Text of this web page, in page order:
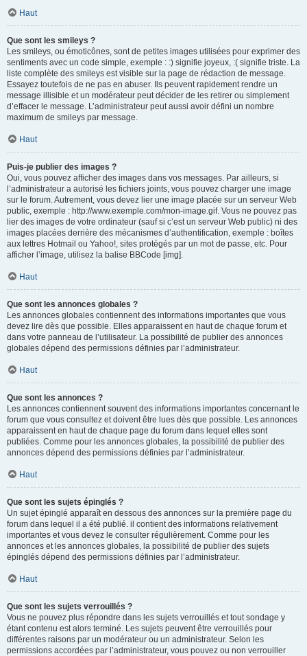
Haut
Que sont les smileys ?
Les smileys, ou émoticônes, sont de petites images utilisées pour exprimer des
sentiments avec un code simple, exemple : :) signifie joyeux, :( signifie triste. La
liste complète des smileys est visible sur la page de rédaction de message.
Essayez toutefois de ne pas en abuser. Ils peuvent rapidement rendre un
message illisible et un modérateur peut décider de les retirer ou simplement
d’effacer le message. L’administrateur peut aussi avoir défini un nombre
maximum de smileys par message.
Haut
Puis-je publier des images ?
Oui, vous pouvez afficher des images dans vos messages. Par ailleurs, si
l’administrateur a autorisé les fichiers joints, vous pouvez charger une image
sur le forum. Autrement, vous devez lier une image placée sur un serveur Web
public, exemple : http://www.exemple.com/mon-image.gif. Vous ne pouvez pas
lier des images de votre ordinateur (sauf si c’est un serveur Web public) ni des
images placées derrière des mécanismes d’authentification, exemple : boîtes
aux lettres Hotmail ou Yahoo!, sites protégés par un mot de passe, etc. Pour
afficher l’image, utilisez la balise BBCode [img].
Haut
Que sont les annonces globales ?
Les annonces globales contiennent des informations importantes que vous
devez lire dès que possible. Elles apparaissent en haut de chaque forum et
dans votre panneau de l’utilisateur. La possibilité de publier des annonces
globales dépend des permissions définies par l’administrateur.
Haut
Que sont les annonces ?
Les annonces contiennent souvent des informations importantes concernant le
forum que vous consultez et doivent être lues dès que possible. Les annonces
apparaissent en haut de chaque page du forum dans lequel elles sont
publiées. Comme pour les annonces globales, la possibilité de publier des
annonces dépend des permissions définies par l’administrateur.
Haut
Que sont les sujets épinglés ?
Un sujet épinglé apparaît en dessous des annonces sur la première page du
forum dans lequel il a été publié. il contient des informations relativement
importantes et vous devez le consulter régulièrement. Comme pour les
annonces et les annonces globales, la possibilité de publier des sujets
épinglés dépend des permissions définies par l’administrateur.
Haut
Que sont les sujets verrouillés ?
Vous ne pouvez plus répondre dans les sujets verrouillés et tout sondage y
étant contenu est alors terminé. Les sujets peuvent être verrouillés pour
différentes raisons par un modérateur ou un administrateur. Selon les
permissions accordées par l’administrateur, vous pouvez ou non verrouiller